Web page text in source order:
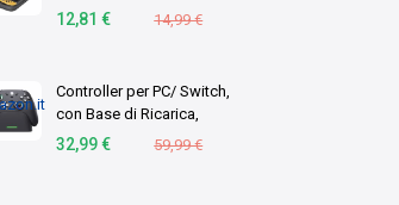
Switch con 12 Slot per
…
12,81 € 14,99 €
Controller per PC/ Switch,
con Base di Ricarica,
1000Hz Polling Rate, Hall
32,99 € 59,99 €